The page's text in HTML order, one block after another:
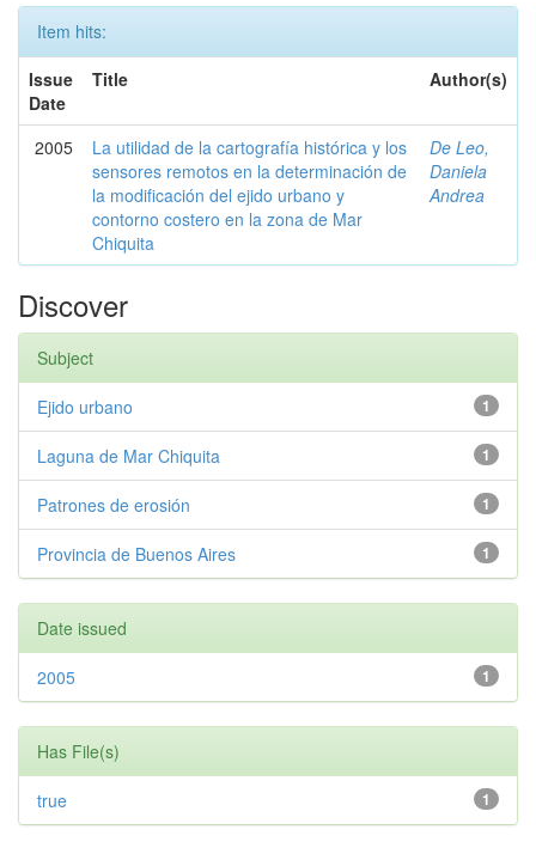
Item hits:
Issue
Date
Title Author(s)
2005
La utilidad de la cartografía histórica y los
sensores remotos en la determinación de
la modificación del ejido urbano y
contorno costero en la zona de Mar
Chiquita
De Leo,
Daniela
Andrea
Discover
Subject
1
Ejido urbano
1
Laguna de Mar Chiquita
1
Patrones de erosión
1
Provincia de Buenos Aires
Date issued
1
2005
Has File(s)
1
true